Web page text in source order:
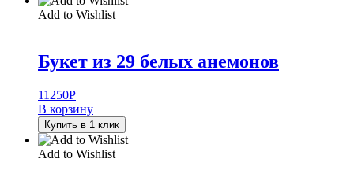
Add to Wishlist
Букет из 29 белых анемонов
11250Р
В корзину
Купить в 1 клик
Add to Wishlist